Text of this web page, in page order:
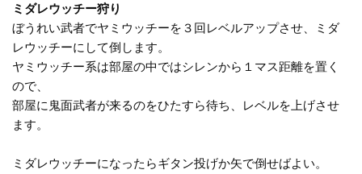
ミダレウッチー狩り
ぼうれい武者でヤミウッチーを３回レベルアップさせ、ミダ
レウッチーにして倒します。
ヤミウッチー系は部屋の中ではシレンから１マス距離を置く
ので、
部屋に鬼面武者が来るのをひたすら待ち、レベルを上げさせ
ます。
ミダレウッチーになったらギタン投げか矢で倒せばよい。